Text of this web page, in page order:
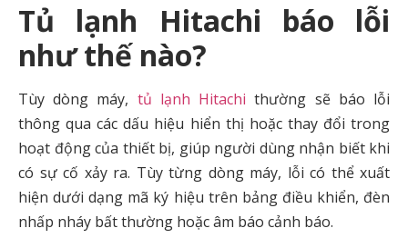
Tủ lạnh Hitachi báo lỗi
như thế nào?
Tùy dòng máy, tủ lạnh Hitachi thường sẽ báo lỗi
thông qua các dấu hiệu hiển thị hoặc thay đổi trong
hoạt động của thiết bị, giúp người dùng nhận biết khi
có sự cố xảy ra. Tùy từng dòng máy, lỗi có thể xuất
hiện dưới dạng mã ký hiệu trên bảng điều khiển, đèn
nhấp nháy bất thường hoặc âm báo cảnh báo.